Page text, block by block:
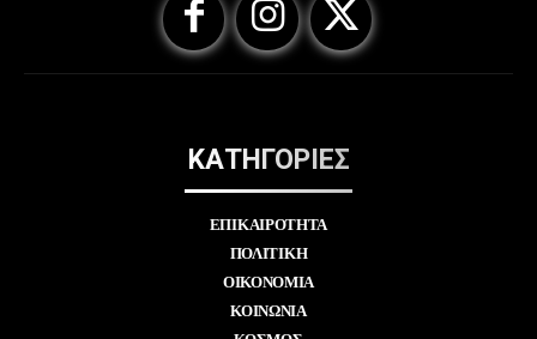
ΚΑΤΗΓΟΡΙΕΣ
ΕΠΙΚΑΙΡΟΤΗΤΑ
ΠΟΛΙΤΙΚΗ
ΟΙΚΟΝΟΜΙΑ
ΚΟΙΝΩΝΙΑ